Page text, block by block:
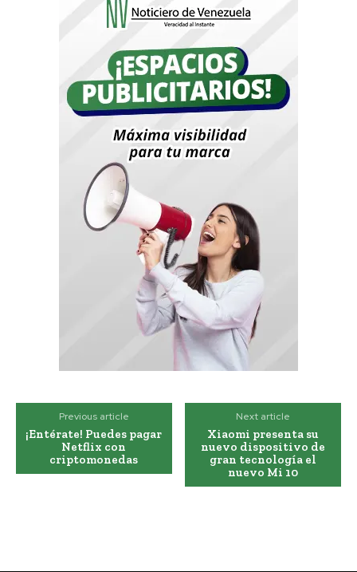
Previous article
¡Entérate! Puedes pagar
Netflix con
criptomonedas
Next article
Xiaomi presenta su
nuevo dispositivo de
gran tecnología el
nuevo Mi 10